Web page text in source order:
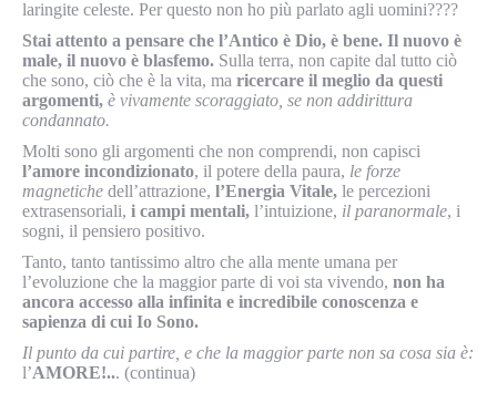
laringite celeste. Per questo non ho più parlato agli uomini????
Stai attento a pensare che l’Antico è Dio, è bene. Il nuovo è
male, il nuovo è blasfemo. Sulla terra, non capite dal tutto ciò
che sono, ciò che è la vita, ma ricercare il meglio da questi
argomenti, è vivamente scoraggiato, se non addirittura
condannato.
Molti sono gli argomenti che non comprendi, non capisci
l’amore incondizionato, il potere della paura, le forze
magnetiche dell’attrazione, l’Energia Vitale, le percezioni
extrasensoriali, i campi mentali, l’intuizione, il paranormale, i
sogni, il pensiero positivo.
Tanto, tanto tantissimo altro che alla mente umana per
l’evoluzione che la maggior parte di voi sta vivendo, non ha
ancora accesso alla infinita e incredibile conoscenza e
sapienza di cui Io Sono.
Il punto da cui partire, e che la maggior parte non sa cosa sia è:
l’AMORE!... (continua)